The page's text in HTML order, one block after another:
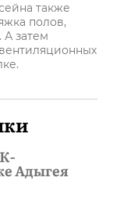
также
полов,
А затем
Адыгея